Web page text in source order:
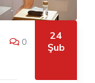
0
24
Şub